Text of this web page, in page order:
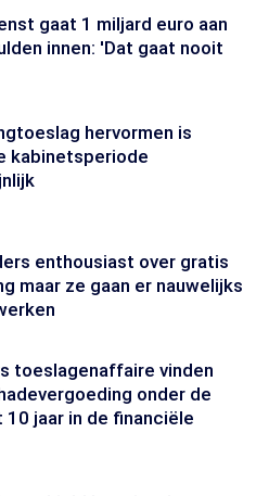
gaat 1 miljard euro aan
innen: 'Dat gaat nooit
hervormen is
kabinetsperiode
enthousiast over gratis
maar ze gaan er nauwelijks
toeslagenaffaire vinden
onder de
10 jaar in de financiële